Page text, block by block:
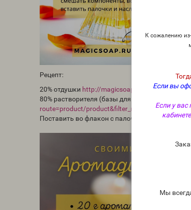
К сожалению
Если вы
Если у вас
Мы
Рецепт:
20% отдушки http://magicsoap.ru/shop/
80% растворителя (базы для аромадиффузора)
route=product/
Поставить во флакон с палочками из ротанга